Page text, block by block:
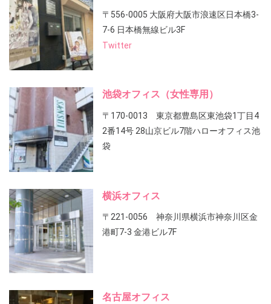
〒556-0005 大阪府大阪市浪速区日本橋3-
7-6 日本橋無線ビル3F
Twitter
池袋オフィス（女性専用）
〒170-0013 東京都豊島区東池袋1丁目4
2番14号 28山京ビル7階ハローオフィス池
袋
横浜オフィス
〒221-0056 神奈川県横浜市神奈川区金
港町7-3 金港ビル7F
名古屋オフィス